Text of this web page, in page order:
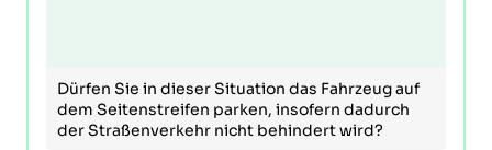
Dürfen Sie in dieser Situation das Fahrzeug auf
dem Seitenstreifen parken, insofern dadurch
der Straßenverkehr nicht behindert wird?